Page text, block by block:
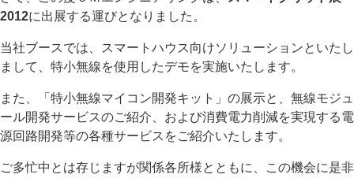
2012に出展する運びとなりました。
当社ブースでは、スマートハウス向けソリューションといたし
まして、特小無線を使用したデモを実施いたします。
また、「特小無線マイコン開発キット」の展示と、無線モジュ
ール開発サービスのご紹介、および消費電力削減を実現する電
源回路開発等の各種サービスをご紹介いたします。
ご多忙中とは存じますが関係各所様とともに、この機会に是非